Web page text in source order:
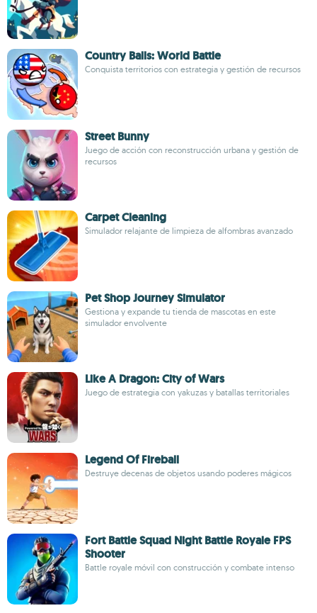
Country Balls: World Battle
Conquista territorios con estrategia y gestión de recursos
Street Bunny
Juego de acción con reconstrucción urbana y gestión de
recursos
Carpet Cleaning
Simulador relajante de limpieza de alfombras avanzado
Pet Shop Journey Simulator
Gestiona y expande tu tienda de mascotas en este
simulador envolvente
Like A Dragon: City of Wars
Juego de estrategia con yakuzas y batallas territoriales
Legend Of Fireball
Destruye decenas de objetos usando poderes mágicos
Fort Battle Squad Night Battle Royale FPS
Shooter
Battle royale móvil con construcción y combate intenso